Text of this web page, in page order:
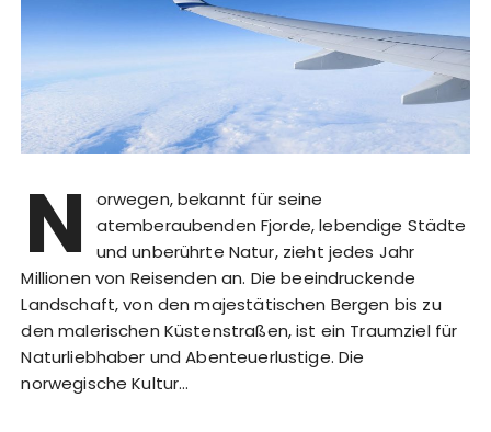
N
orwegen, bekannt für seine
atemberaubenden Fjorde, lebendige Städte
und unberührte Natur, zieht jedes Jahr
Millionen von Reisenden an. Die beeindruckende
Landschaft, von den majestätischen Bergen bis zu
den malerischen Küstenstraßen, ist ein Traumziel für
Naturliebhaber und Abenteuerlustige. Die
norwegische Kultur…